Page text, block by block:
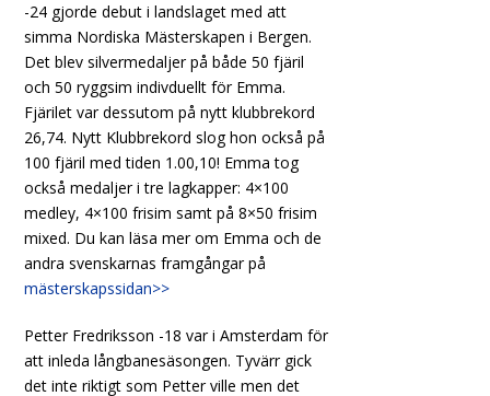
-24 gjorde debut i landslaget med att
simma Nordiska Mästerskapen i Bergen.
Det blev silvermedaljer på både 50 fjäril
och 50 ryggsim indivduellt för Emma.
Fjärilet var dessutom på nytt klubbrekord
26,74. Nytt Klubbrekord slog hon också på
100 fjäril med tiden 1.00,10! Emma tog
också medaljer i tre lagkapper: 4×100
medley, 4×100 frisim samt på 8×50 frisim
mixed. Du kan läsa mer om Emma och de
andra svenskarnas framgångar på
mästerskapssidan>>
Petter Fredriksson -18 var i Amsterdam för
att inleda långbanesäsongen. Tyvärr gick
det inte riktigt som Petter ville men det